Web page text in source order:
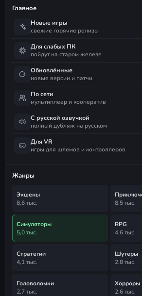
Главное
Новые игры
свежие горячие релизы
Для слабых ПК
пойдут на старом железе
Обновлённые
новые версии и патчи
По сети
мультиплеер и кооператив
С русской озвучкой
полный дубляж на русском
Для VR
игры для шлемов и контроллеров
Жанры
Экшены
8,6 тыс.
8,5 тыс.
Симуляторы
5,0 тыс.
RPG
4,6 тыс.
Стратегии
4,1 тыс.
Шутеры
2,8 тыс.
Головоломки
2,7 тыс.
Хорроры
2,6 тыс.